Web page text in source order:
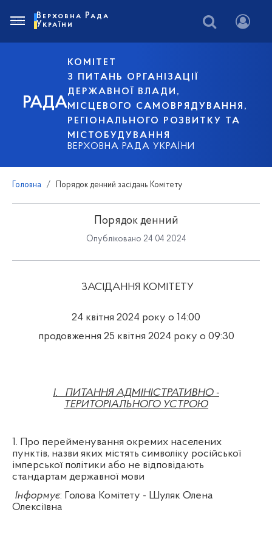
РАДА
КОМІТЕТ
З ПИТАНЬ ОРГАНІЗАЦІЇ
ДЕРЖАВНОЇ ВЛАДИ,
МІСЦЕВОГО САМОВРЯДУВАННЯ,
РЕГІОНАЛЬНОГО РОЗВИТКУ ТА
МІСТОБУДУВАННЯ
ВЕРХОВНА РАДА УКРАЇНИ
Верховна Рада
України
Головна Порядок денний засідань Комітету
Порядок денний
Опубліковано 24 04 2024
ЗАСІДАННЯ КОМІТЕТУ
24 квітня 2024 року о 14:00
продовження 25 квітня 2024 року о 09:30
I.
ПИТАННЯ АДМІНІСТРАТИВНО -
ТЕРИТОРІАЛЬНОГО УСТРОЮ
1. Про перейменування окремих населених
пунктів, назви яких містять символіку російської
імперської політики або не відповідають
стандартам державної мови
Інформує: Голова Комітету - Шуляк Олена
Олексіївна